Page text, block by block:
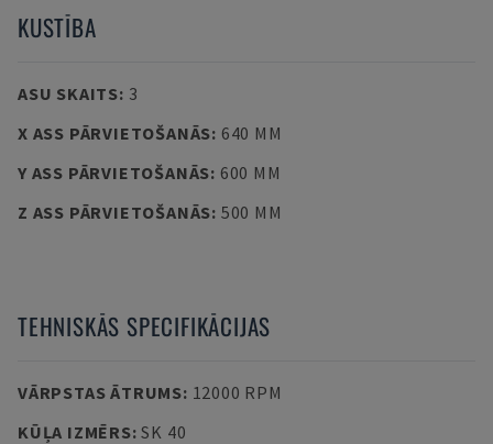
KUSTĪBA
ASU SKAITS: 3
X ASS PĀRVIETOŠANĀS: 640 MM
Y ASS PĀRVIETOŠANĀS: 600 MM
Z ASS PĀRVIETOŠANĀS: 500 MM
TEHNISKĀS SPECIFIKĀCIJAS
VĀRPSTAS ĀTRUMS: 12000 RPM
KŪĻA IZMĒRS:SK 40